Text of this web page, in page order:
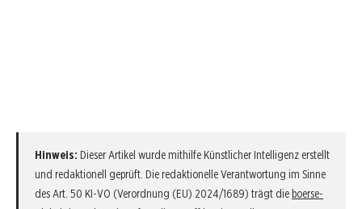
Hinweis: Dieser Artikel wurde mithilfe Künstlicher Intelligenz erstellt
und redaktionell geprüft. Die redaktionelle Verantwortung im Sinne
des Art. 50 KI-VO (Verordnung (EU) 2024/1689) trägt die boerse-